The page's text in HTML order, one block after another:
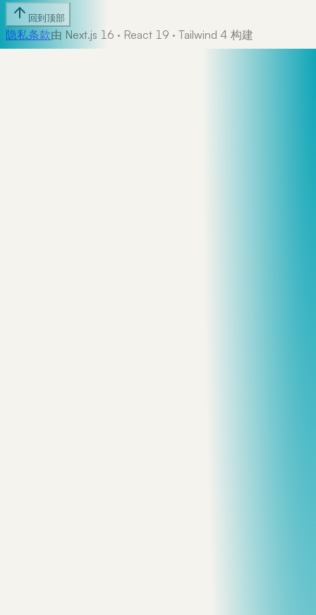
回到顶部
隐私条款由 Next.js 16 · React 19 · Tailwind 4 构建